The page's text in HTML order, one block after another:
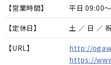
【営業時間】 平日 09:00
【定休日】 土 ／ 日 ／
【URL】
http://
https://